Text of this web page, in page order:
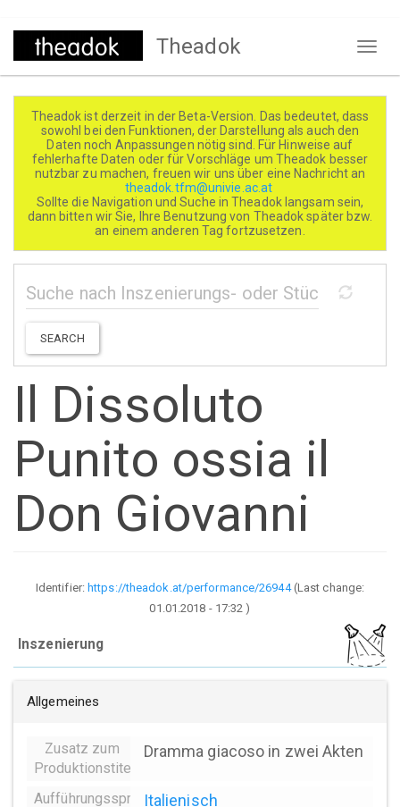
Direkt
Theadok
Theadok ist derzeit in der Beta-Version. Das bedeutet, dass
sowohl bei den Funktionen, der Darstellung als auch den
Daten noch Anpassungen nötig sind. Für Hinweise auf
fehlerhafte Daten oder für Vorschläge um Theadok besser
nutzbar zu machen, freuen wir uns über eine Nachricht an
theadok.tfm@univie.ac.at
Sollte die Navigation und Suche in Theadok langsam sein,
dann bitten wir Sie, Ihre Benutzung von Theadok später bzw.
an einem anderen Tag fortzusetzen.
SEARCH
Il Dissoluto
Punito ossia il
Don Giovanni
Identifier:https://theadok.at/performance/26944(Last change:
01.01.2018 - 17:32 )
Inszenierung
Allgemeines
Zusatz zum
Produktionstitel
Dramma giacoso in zwei Akten
AufführungsspracheItalienisch